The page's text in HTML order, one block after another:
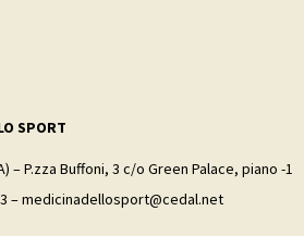
SPORT
– P.zza Buffoni, 3 c/o Green Palace, piano -1
– medicinadellosport@cedal.net